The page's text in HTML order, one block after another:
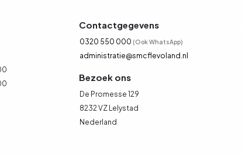
Contactgegevens
0320 550 000 (Ook WhatsApp)
administratie@smcflevoland.nl
Bezoek ons
De Promesse 129
8232 VZ Lelystad
Nederland